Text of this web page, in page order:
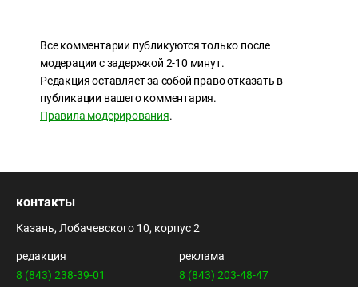
Все комментарии публикуются только после
модерации с задержкой 2-10 минут.
Редакция оставляет за собой право отказать в
публикации вашего комментария.
Правила модерирования.
контакты
Казань, Лобачевского 10, корпус 2
редакция
8 (843) 238-39-01
реклама
8 (843) 203-48-47